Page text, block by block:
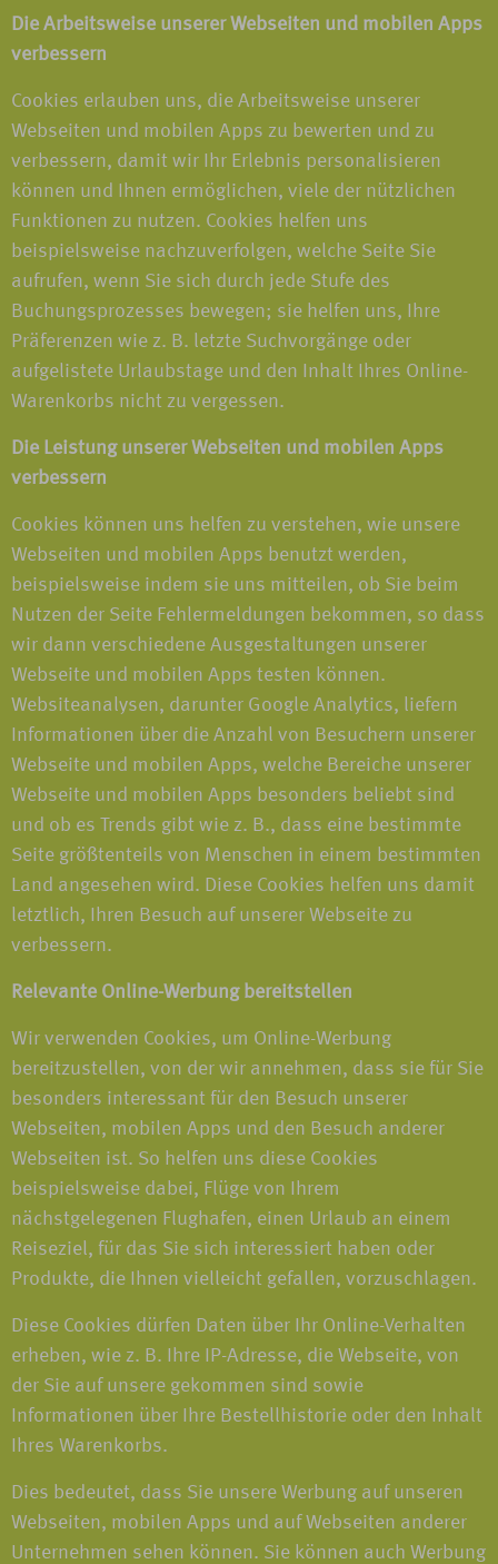
Die Arbeitsweise unserer Webseiten und mobilen Apps
verbessern
Cookies erlauben uns, die Arbeitsweise unserer
Webseiten und mobilen Apps zu bewerten und zu
verbessern, damit wir Ihr Erlebnis personalisieren
können und Ihnen ermöglichen, viele der nützlichen
Funktionen zu nutzen. Cookies helfen uns
beispielsweise nachzuverfolgen, welche Seite Sie
aufrufen, wenn Sie sich durch jede Stufe des
Buchungsprozesses bewegen; sie helfen uns, Ihre
Präferenzen wie z. B. letzte Suchvorgänge oder
aufgelistete Urlaubstage und den Inhalt Ihres Online-
Warenkorbs nicht zu vergessen.
Die Leistung unserer Webseiten und mobilen Apps
verbessern
Cookies können uns helfen zu verstehen, wie unsere
Webseiten und mobilen Apps benutzt werden,
beispielsweise indem sie uns mitteilen, ob Sie beim
Nutzen der Seite Fehlermeldungen bekommen, so dass
wir dann verschiedene Ausgestaltungen unserer
Webseite und mobilen Apps testen können.
Websiteanalysen, darunter Google Analytics, liefern
Informationen über die Anzahl von Besuchern unserer
Webseite und mobilen Apps, welche Bereiche unserer
Webseite und mobilen Apps besonders beliebt sind
und ob es Trends gibt wie z. B., dass eine bestimmte
Seite größtenteils von Menschen in einem bestimmten
Land angesehen wird. Diese Cookies helfen uns damit
letztlich, Ihren Besuch auf unserer Webseite zu
verbessern.
Relevante Online-Werbung bereitstellen
Wir verwenden Cookies, um Online-Werbung
bereitzustellen, von der wir annehmen, dass sie für Sie
besonders interessant für den Besuch unserer
Webseiten, mobilen Apps und den Besuch anderer
Webseiten ist. So helfen uns diese Cookies
beispielsweise dabei, Flüge von Ihrem
nächstgelegenen Flughafen, einen Urlaub an einem
Reiseziel, für das Sie sich interessiert haben oder
Produkte, die Ihnen vielleicht gefallen, vorzuschlagen.
Diese Cookies dürfen Daten über Ihr Online-Verhalten
erheben, wie z. B. Ihre IP-Adresse, die Webseite, von
der Sie auf unsere gekommen sind sowie
Informationen über Ihre Bestellhistorie oder den Inhalt
Ihres Warenkorbs.
Dies bedeutet, dass Sie unsere Werbung auf unseren
Webseiten, mobilen Apps und auf Webseiten anderer
Unternehmen sehen können. Sie können auch Werbung